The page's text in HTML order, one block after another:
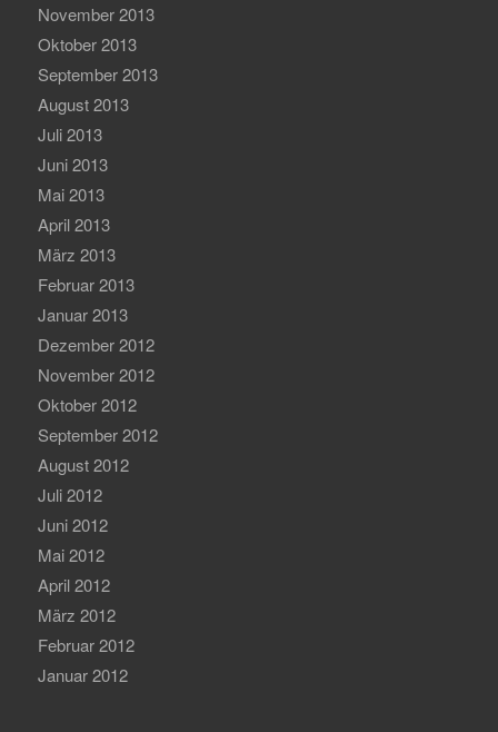
November 2013
Oktober 2013
September 2013
August 2013
Juli 2013
Juni 2013
Mai 2013
April 2013
März 2013
Februar 2013
Januar 2013
Dezember 2012
November 2012
Oktober 2012
September 2012
August 2012
Juli 2012
Juni 2012
Mai 2012
April 2012
März 2012
Februar 2012
Januar 2012